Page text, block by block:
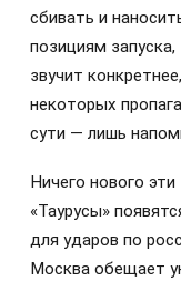
сбивать и
позициям
звучит
некоторых
сути — лишь
Ничего нового
«Таурусы»
для ударов по
Москва обещает